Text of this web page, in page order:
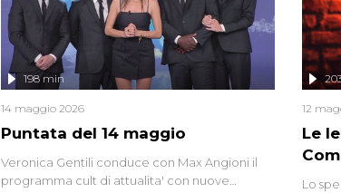
controversi e i protagonisti di un'indagine che
sembra non avere fine.
Puntata del 14 maggio
198 min
14 maggio 2026
Veronica Gentili conduce con Max Angioni il
programma cult di attualita' con nuove
Le
12
Lo